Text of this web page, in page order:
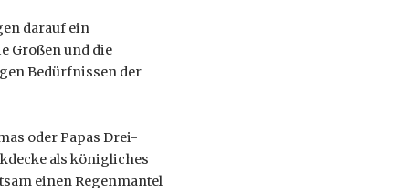
darauf ein
Großen und die
Bedürfnissen der
oder Papas Drei-
als königliches
einen Regenmantel